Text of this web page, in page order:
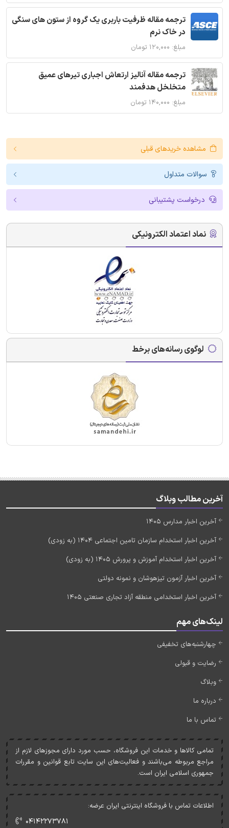
ترجمه مقاله ظرفیت باربری یک گروه از ستون های سنگی
در خاک نرم
مبلغ: ۱۲۰,۰۰۰ تومان
ترجمه مقاله آنالیز ارتعاش اجباری تیرهای عمیق
متخلخل هدفمند
مبلغ: ۱۴۰,۰۰۰ تومان
مشاهده خریدهای قبلی
سوالات متداول
درخواست پشتیبانی
نماد اعتماد الکترونیکی
لوگوی رسانه‌های برخط
آخرین مطالب وبلاگ
آخرین اخبار مدارس 1405
آخرین اخبار استخدام سازمان تامین اجتماعی 1404 (به زودی)
آخرین اخبار استخدام آموزش و پرورش 1405 (به زودی)
آخرین اخبار آزمون تیزهوشان و نمونه دولتی
آخرین اخبار استخدامی منطقه آزاد تجاری صنعتی 1405
لینک‌های مهم
چهارشنبه‌های تخفیفی
رضایت و قبولی
وبلاگ
درباره ما
تماس با ما
تمامی کالاها و خدمات اين فروشگاه، حسب مورد دارای مجوزهای لازم از
مراجع مربوطه می‌باشند و فعاليت‌های اين سايت تابع قوانين و مقررات
جمهوری اسلامی ايران است.
اطلاعات تماس با فروشگاه اینترنتی ایران عرضه:
۰۴۱۴۲۲۷۳۷۸۱